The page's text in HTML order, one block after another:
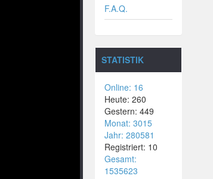
F.A.Q.
STATISTIK
Online: 16
Heute: 260
Gestern: 449
Monat: 3015
Jahr: 280581
Registriert: 10
Gesamt:
1535623